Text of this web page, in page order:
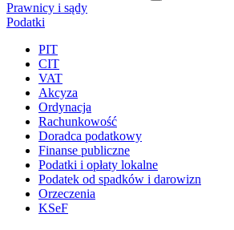
Prawnicy i sądy
Podatki
PIT
CIT
VAT
Akcyza
Ordynacja
Rachunkowość
Doradca podatkowy
Finanse publiczne
Podatki i opłaty lokalne
Podatek od spadków i darowizn
Orzeczenia
KSeF